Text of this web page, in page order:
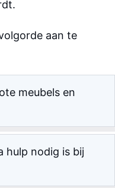
aan te
meubels en
hulp nodig is bij